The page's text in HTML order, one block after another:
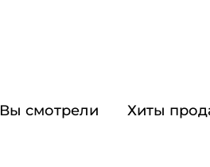
Вы смотрели Хиты